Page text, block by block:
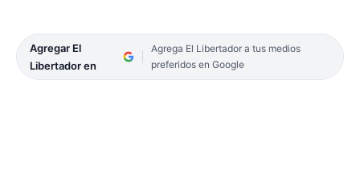
Agregar El
Libertador en
Agrega El Libertador a tus medios
preferidos en Google